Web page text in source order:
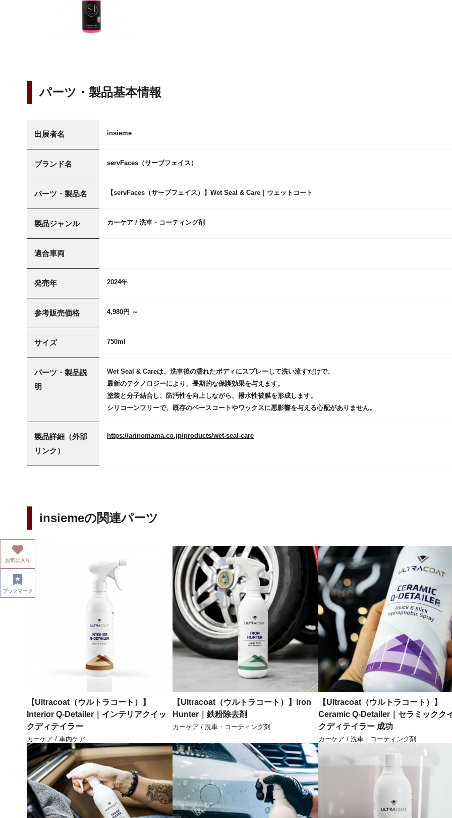
パーツ・製品基本情報
出展者名 insieme
ブランド名 servFaces（サーブフェイス）
パーツ・製品名 【servFaces（サーブフェイス）】Wet Seal & Care｜ウェットコート
製品ジャンル カーケア / 洗車・コーティング剤
適合車両
発売年 2024年
参考販売価格 4,980円 ～
サイズ 750ml
パーツ・製品説
明
Wet Seal & Careは、洗車後の濡れたボディにスプレーして洗い流すだけで、
最新のテクノロジーにより、長期的な保護効果を与えます。
塗装と分子結合し、防汚性を向上しながら、撥水性被膜を形成します。
シリコーンフリーで、既存のベースコートやワックスに悪影響を与える心配がありません。
製品詳細（外部
リンク）
https://arinomama.co.jp/products/wet-seal-care
insiemeの関連パーツ
【Ultracoat（ウルトラコート）】
Interior Q-Detailer｜インテリアクイッ
クディテイラー
カーケア / 車内ケア
【Ultracoat（ウルトラコート）】Iron
Hunter｜鉄粉除去剤
カーケア / 洗車・コーティング剤
【Ultracoat（ウルトラコート）】
Ceramic Q-Detailer｜セラミックク
クディテイラー 成功
カーケア / 洗車・コーティング剤
お気に入り
ブックマーク